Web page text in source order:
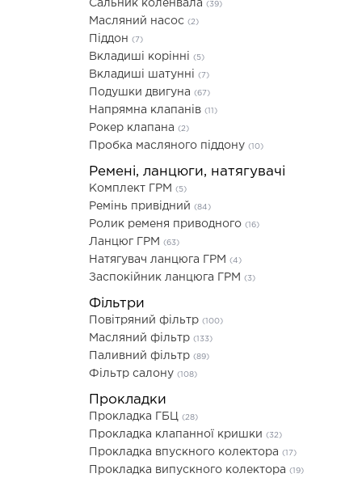
Сальник коленвала (39)
Масляний насос (2)
Піддон (7)
Вкладиші корінні (5)
Вкладиші шатунні (7)
Подушки двигуна (67)
Напрямна клапанів (11)
Рокер клапана (2)
Пробка масляного піддону (10)
Ремені, ланцюги, натягувачі
Комплект ГРМ (5)
Ремінь привідний (84)
Ролик ременя приводного (16)
Ланцюг ГРМ (63)
Натягувач ланцюга ГРМ (4)
Заспокійник ланцюга ГРМ (3)
Фільтри
Повітряний фільтр (100)
Масляний фільтр (133)
Паливний фільтр (89)
Фільтр салону (108)
Прокладки
Прокладка ГБЦ (28)
Прокладка клапанної кришки (32)
Прокладка впускного колектора (17)
Прокладка випускного колектора (19)